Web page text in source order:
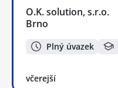
O.K. solution, s.r.o.
Brno
Plný úvazek
včerejší